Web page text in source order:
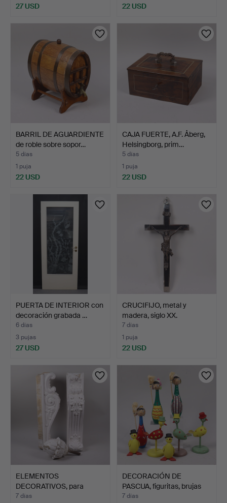
27 USD 22 USD
BARRIL DE AGUARDIENTE
de roble sobre sopor…
5 días
1 puja
22 USD
CAJA FUERTE, A.F. Åberg,
Helsingborg, prim…
5 días
1 puja
22 USD
PUERTA DE INTERIOR con
decoración grabada …
6 días
3 pujas
27 USD
CRUCIFIJO, metal y
madera, siglo XX.
7 días
1 puja
22 USD
ELEMENTOS
DECORATIVOS, para
chimenea / est…
7 días
DECORACIÓN DE
PASCUA, figuritas, brujas
de…
7 días